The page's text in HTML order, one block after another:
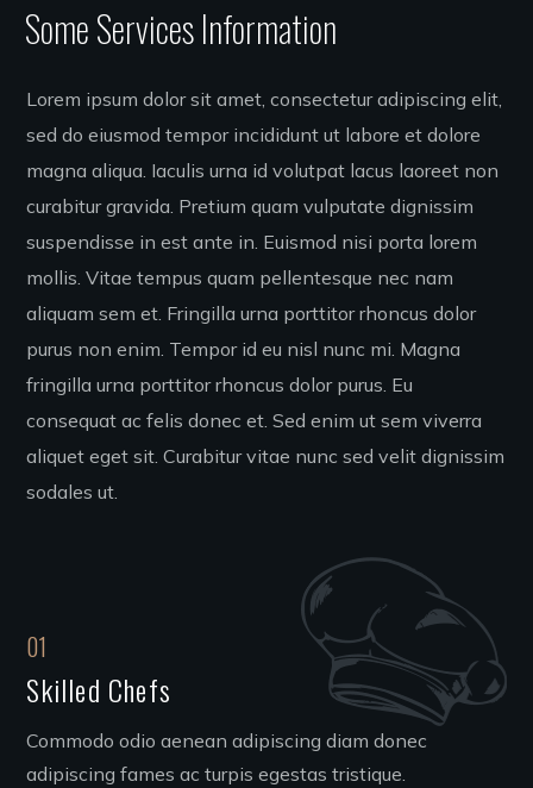
Some Services Information
Lorem ipsum dolor sit amet, consectetur adipiscing elit,
sed do eiusmod tempor incididunt ut labore et dolore
magna aliqua. Iaculis urna id volutpat lacus laoreet non
curabitur gravida. Pretium quam vulputate dignissim
suspendisse in est ante in. Euismod nisi porta lorem
mollis. Vitae tempus quam pellentesque nec nam
aliquam sem et. Fringilla urna porttitor rhoncus dolor
purus non enim. Tempor id eu nisl nunc mi. Magna
fringilla urna porttitor rhoncus dolor purus. Eu
consequat ac felis donec et. Sed enim ut sem viverra
aliquet eget sit. Curabitur vitae nunc sed velit dignissim
sodales ut.
01
Skilled Chefs
Commodo odio aenean adipiscing diam donec
adipiscing fames ac turpis egestas tristique.